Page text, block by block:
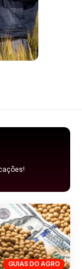
GUIAS DO AGRO